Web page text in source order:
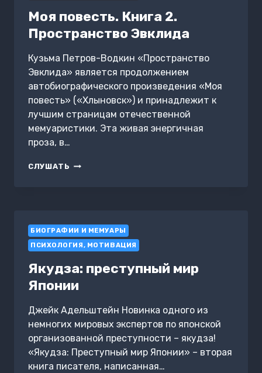
Моя повесть. Книга 2.
Пространство Эвклида
Кузьма Петров-Водкин «Пространство
Эвклида» является продолжением
автобиографического произведения «Моя
повесть» («Хлыновск») и принадлежит к
лучшим страницам отечественной
мемуаристики. Эта живая энергичная
проза, в…
СЛУШАТЬ МОЯ
БИОГРАФИИ И МЕМУАРЫ
ПСИХОЛОГИЯ, МОТИВАЦИЯ
Якудза: преступный мир
Японии
Джейк Адельштейн Новинка одного из
немногих мировых экспертов по японской
организованной преступности – якудза!
«Якудза: Преступный мир Японии» – вторая
книга писателя, написанная…